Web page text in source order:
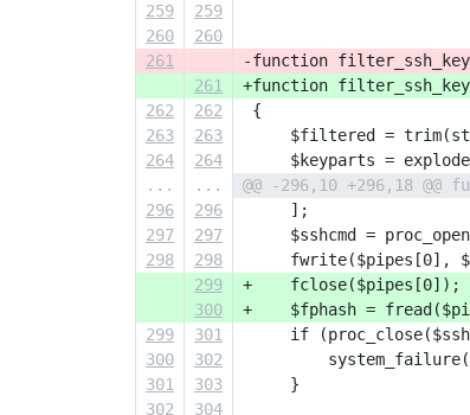
259
259
260
260
261
-function
261
+function
262
262
{
263
263
$filtered =
264
264
$keyparts =
...
...
@@ -296,10 +296,18
296
296
     ];
297
297
$sshcmd =
298
298
fwrite($pipes[0],
299
+    fclose($pipes[0]);
300
+    $fphash =
299
301
if
300
302
301
303
     }
302
304